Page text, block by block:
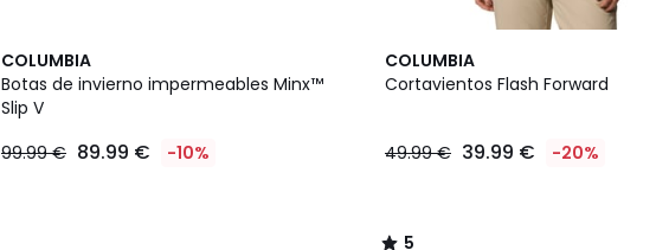
COLUMBIA
Botas de invierno impermeables Minx™
Slip V
99.99 € 89.99 € -10%
COLUMBIA
Cortavientos Flash Forward
49.99 € 39.99 € -20%
5
/
5